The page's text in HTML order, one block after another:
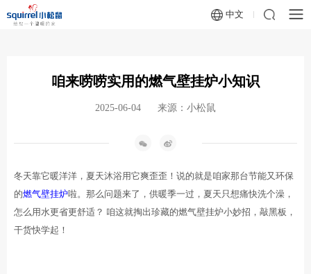
中文
咱来唠唠实用的燃气壁挂炉小知识
2025-06-04 来源：小松鼠
冬天靠它暖洋洋 ，夏天沐浴用它爽歪歪！说的就是咱家那台节能又环保
的燃气壁挂炉啦。 那么问题来了， 供暖季一过， 夏天只想痛快洗个澡，
怎么用水更省更舒适 ？ 咱这就掏出珍藏的燃气壁挂炉小妙招 ，敲黑板 ，
干货快学起 ！